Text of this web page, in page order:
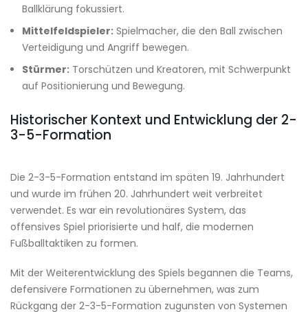
Ballklärung fokussiert.
Mittelfeldspieler: Spielmacher, die den Ball zwischen
Verteidigung und Angriff bewegen.
Stürmer: Torschützen und Kreatoren, mit Schwerpunkt
auf Positionierung und Bewegung.
Historischer Kontext und Entwicklung der 2-
3-5-Formation
Die 2-3-5-Formation entstand im späten 19. Jahrhundert
und wurde im frühen 20. Jahrhundert weit verbreitet
verwendet. Es war ein revolutionäres System, das
offensives Spiel priorisierte und half, die modernen
Fußballtaktiken zu formen.
Mit der Weiterentwicklung des Spiels begannen die Teams,
defensivere Formationen zu übernehmen, was zum
Rückgang der 2-3-5-Formation zugunsten von Systemen